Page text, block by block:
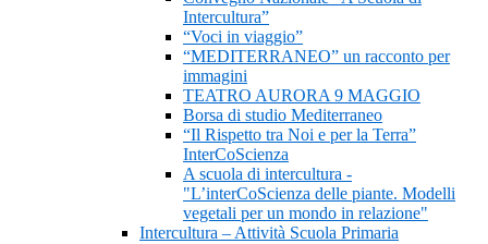
Intercultura”
“Voci in viaggio”
“MEDITERRANEO” un racconto per
immagini
TEATRO AURORA 9 MAGGIO
Borsa di studio Mediterraneo
“Il Rispetto tra Noi e per la Terra”
InterCoScienza
A scuola di intercultura -
"L’interCoScienza delle piante. Modelli
vegetali per un mondo in relazione"
Intercultura – Attività Scuola Primaria